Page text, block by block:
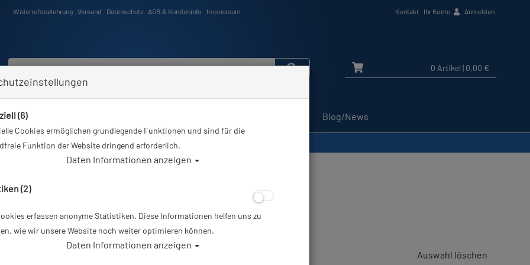
Widerrufsbelehrung Versand Datenschutz AGB & Kundeninfo Impressum Kontakt Ihr Konto Anmelden
0 Artikel | 0,00 €
Blog/News
Sie sind hier Tauchausrüstung Finimeter
Auswahl löschen
(6)
Cookies ermöglichen grundlegende Funktionen und sind für die
Funktion der Website dringend erforderlich.
Daten Informationen anzeigen
(2)
erfassen anonyme Statistiken. Diese Informationen helfen uns zu
wie wir unsere Website noch weiter optimieren können.
Daten Informationen anzeigen